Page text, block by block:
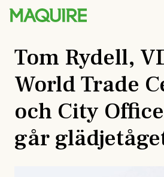
Tom Rydell,
World Trade
och City
går